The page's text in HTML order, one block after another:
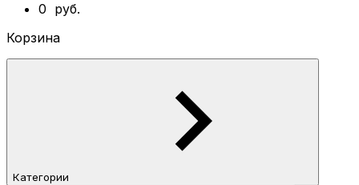
0 руб.
Корзина
Категории